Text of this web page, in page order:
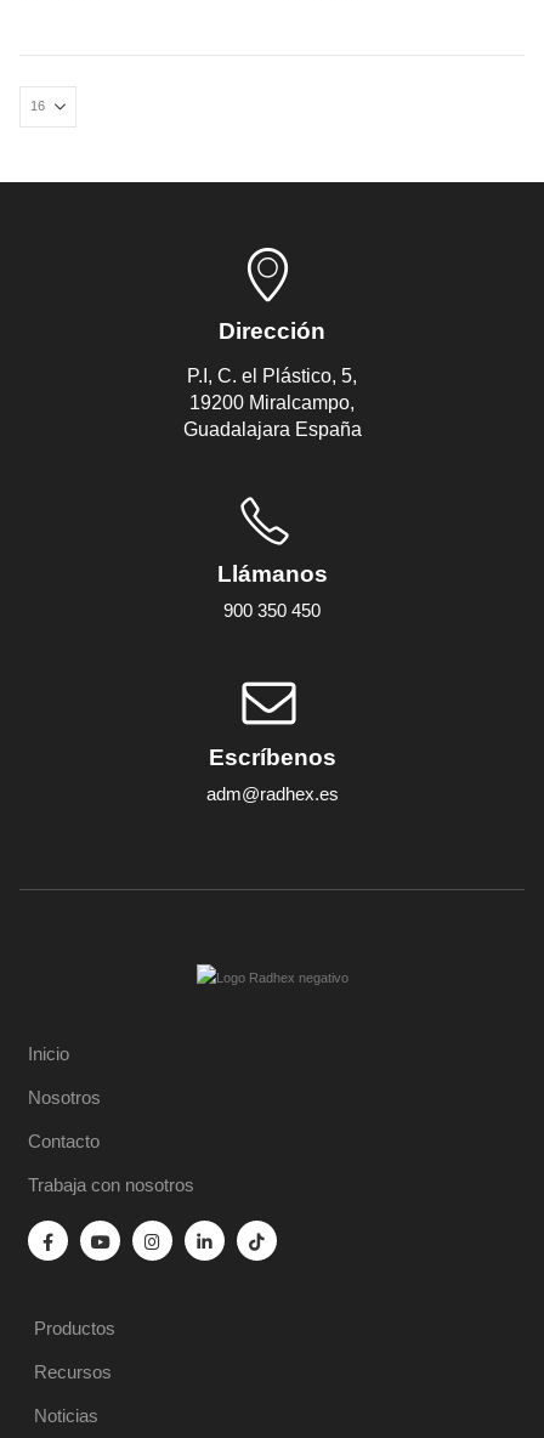
Dirección
P.I, C. el Plástico, 5,
19200 Miralcampo,
Guadalajara España
Llámanos
900 350 450
Escríbenos
adm@radhex.es
Inicio
Nosotros
Contacto
Trabaja con nosotros
Productos
Recursos
Noticias